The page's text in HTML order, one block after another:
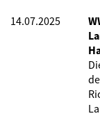
14.07.2025